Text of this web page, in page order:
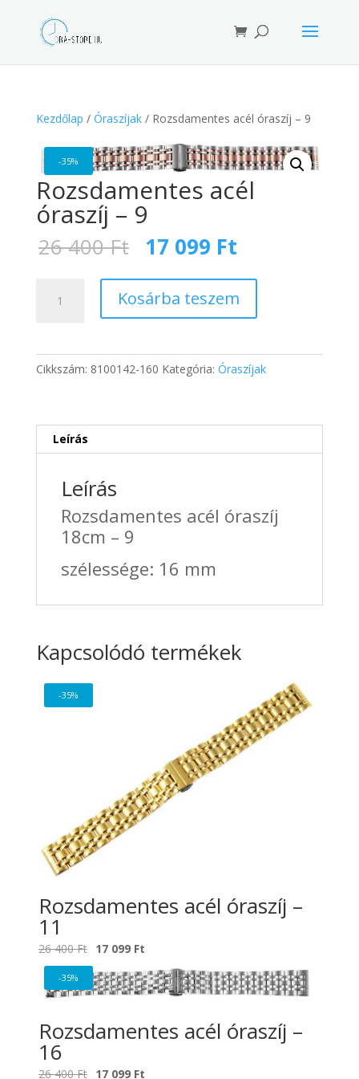
search
Kezdőlap / Óraszíjak/ Rozsdamentes acél óraszíj – 9
-35%
Rozsdamentes acél
óraszíj – 9
26 400Ft Original
price
was:
26
400 Ft.
17 099 Ft
is:
17
099 Ft.
Kosárba teszem
Cikkszám: 8100142-160 Kategória: Óraszíjak
Leírás
Leírás
Rozsdamentes acél óraszíj
18cm – 9
szélessége: 16 mm
Kapcsolódó termékek
-35%
Rozsdamentes acél óraszíj –
11
26 400Ft Original
price
was:
400 Ft.
17 099 Ft
price
is:
099 Ft.
-35%
Rozsdamentes acél óraszíj –
16
26 400Ft Original
17 099 Ft